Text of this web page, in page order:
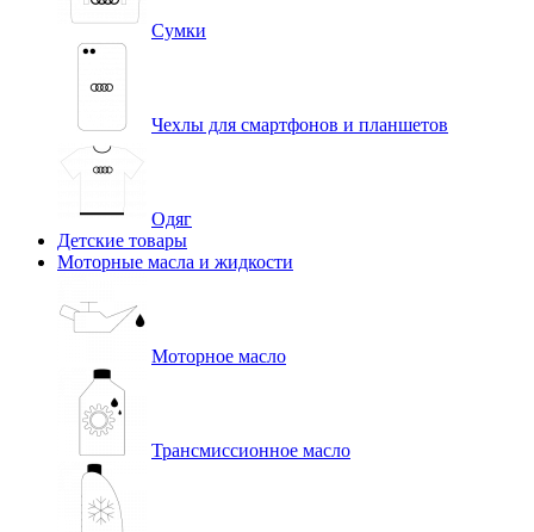
Сумки
Чехлы для смартфонов и планшетов
Одяг
Детские товары
Моторные масла и жидкости
Моторное масло
Трансмиссионное масло